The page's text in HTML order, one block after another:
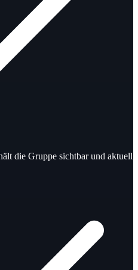
die Gruppe sichtbar und aktuell